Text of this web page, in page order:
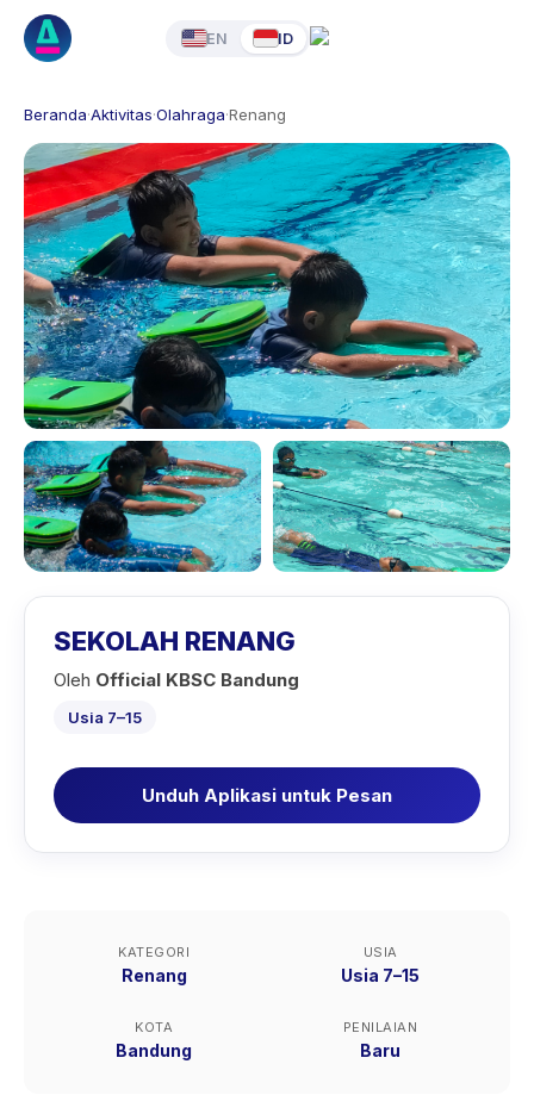
EN ID
Beranda·Aktivitas·Olahraga·Renang
SEKOLAH RENANG
Oleh Official KBSC Bandung
Usia 7–15
Unduh Aplikasi untuk Pesan
KATEGORI
Renang
USIA
Usia 7–15
KOTA
Bandung
PENILAIAN
Baru